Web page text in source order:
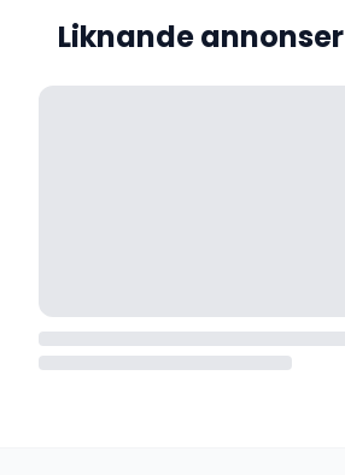
Liknande annonser